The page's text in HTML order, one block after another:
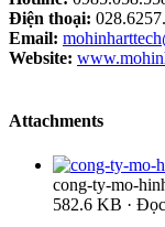
Điện thoại:
Email:
Website:
Attachments
cong-ty-mo-
582.6 KB ·